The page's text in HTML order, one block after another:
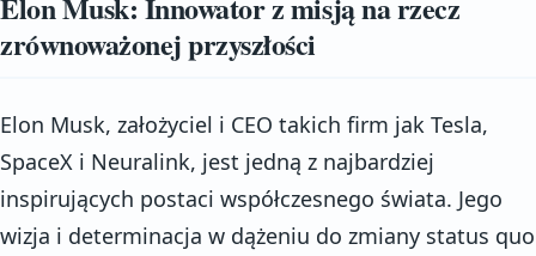
zrównoważonej przyszłości
Elon Musk, założyciel i CEO takich firm jak Tesla,
SpaceX i Neuralink, jest jedną z najbardziej
inspirujących postaci współczesnego świata. Jego
wizja i determinacja w dążeniu do zmiany status quo